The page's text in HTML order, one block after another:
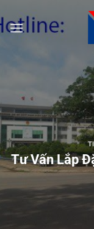
đến
Tư Vấn Lắp